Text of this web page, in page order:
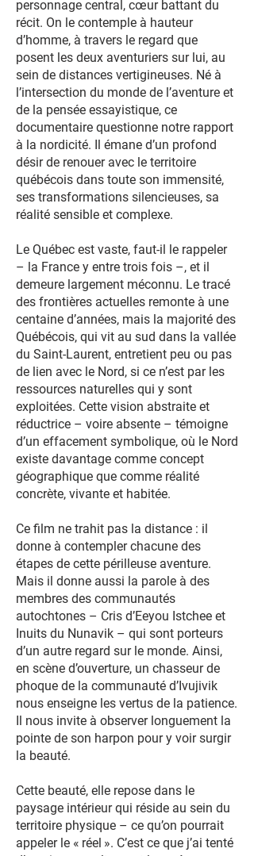
personnage central, cœur battant du
récit. On le contemple à hauteur
d’homme, à travers le regard que
posent les deux aventuriers sur lui, au
sein de distances vertigineuses. Né à
l’intersection du monde de l’aventure et
de la pensée essayistique, ce
documentaire questionne notre rapport
à la nordicité. Il émane d’un profond
désir de renouer avec le territoire
québécois dans toute son immensité,
ses transformations silencieuses, sa
réalité sensible et complexe.
Le Québec est vaste, faut-il le rappeler
– la France y entre trois fois –, et il
demeure largement méconnu. Le tracé
des frontières actuelles remonte à une
centaine d’années, mais la majorité des
Québécois, qui vit au sud dans la vallée
du Saint-Laurent, entretient peu ou pas
de lien avec le Nord, si ce n’est par les
ressources naturelles qui y sont
exploitées. Cette vision abstraite et
réductrice – voire absente – témoigne
d’un effacement symbolique, où le Nord
existe davantage comme concept
géographique que comme réalité
concrète, vivante et habitée.
Ce film ne trahit pas la distance : il
donne à contempler chacune des
étapes de cette périlleuse aventure.
Mais il donne aussi la parole à des
membres des communautés
autochtones – Cris d’Eeyou Istchee et
Inuits du Nunavik – qui sont porteurs
d’un autre regard sur le monde. Ainsi,
en scène d’ouverture, un chasseur de
phoque de la communauté d’Ivujivik
nous enseigne les vertus de la patience.
Il nous invite à observer longuement la
pointe de son harpon pour y voir surgir
la beauté.
Cette beauté, elle repose dans le
paysage intérieur qui réside au sein du
territoire physique – ce qu’on pourrait
appeler le « réel ». C’est ce que j’ai tenté